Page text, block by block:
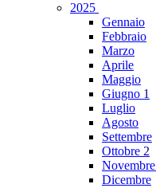
2025
Gennaio
Febbraio
Marzo
Aprile
Maggio
Giugno 1
Luglio
Agosto
Settembre
Ottobre 2
Novembre
Dicembre